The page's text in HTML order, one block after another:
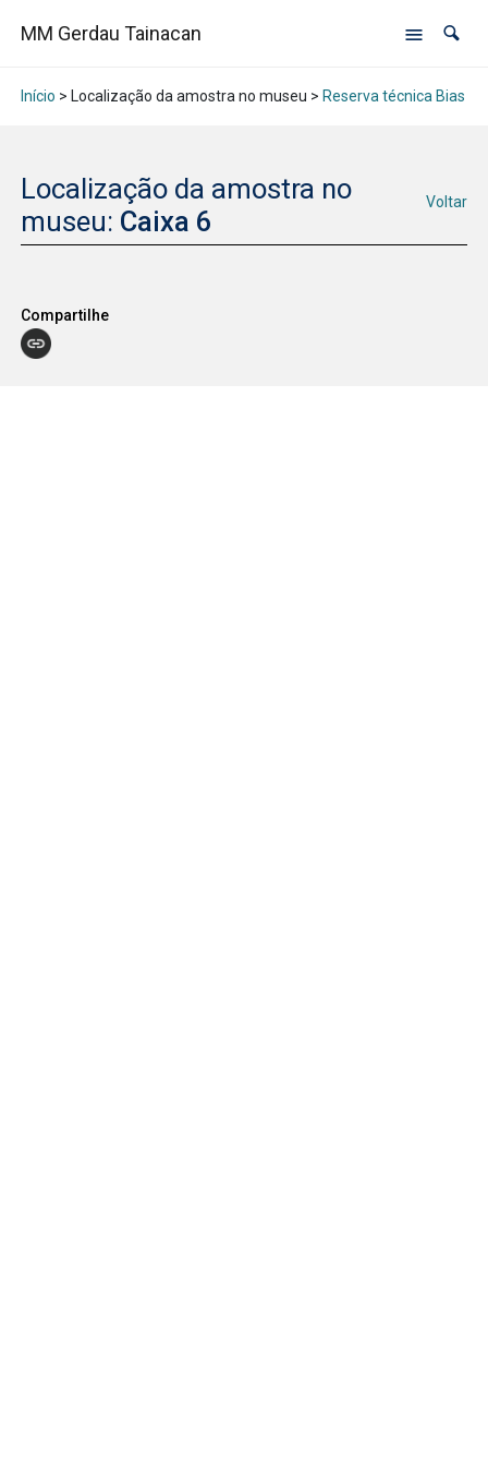
MM Gerdau Tainacan
Início > Localização da amostra no museu > Reserva técnica Bias
Localização da amostra no
museu: Caixa 6
Voltar
Compartilhe